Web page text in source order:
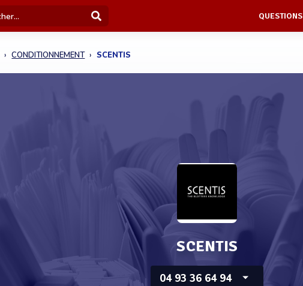
QUESTIONS
CONDITIONNEMENT SCENTIS
SCENTIS
04 93 36 64 94